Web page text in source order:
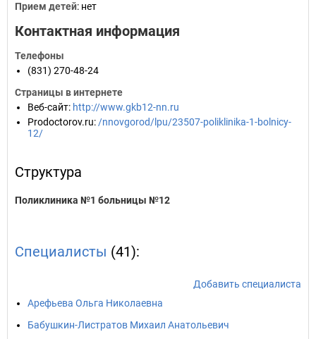
Прием детей: нет
Контактная информация
Телефоны
(831) 270-48-24
Страницы в интернете
Веб-сайт: http://www.gkb12-nn.ru
Prodoctorov.ru: /nnovgorod/lpu/23507-poliklinika-1-bolnicy-
12/
Структура
Поликлиника №1 больницы №12
Специалисты (41):
Добавить специалиста
Арефьева Ольга Николаевна
Бабушкин-Листратов Михаил Анатольевич